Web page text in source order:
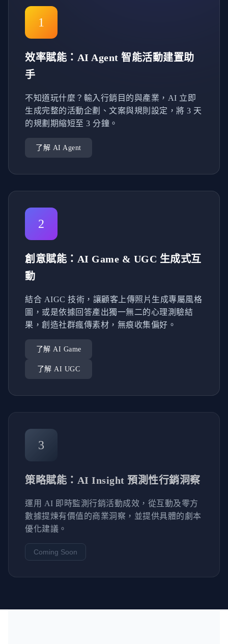
1
效率賦能：AI Agent 智能活動建置助
手
不知道玩什麼？輸入行銷目的與產業，AI 立即
生成完整的活動企劃、文案與規則設定，將 3 天
的規劃期縮短至 3 分鐘。
了解 AI Agent
2
創意賦能：AI Game & UGC 生成式互
動
結合 AIGC 技術，讓顧客上傳照片生成專屬風格
圖，或是依據回答產出獨一無二的心理測驗結
果，創造社群瘋傳素材，無痕收集偏好。
了解 AI Game
了解 AI UGC
3
策略賦能：AI Insight 預測性行銷洞察
運用 AI 即時監測行銷活動成效，從互動及零方
數據提煉有價值的商業洞察，並提供具體的劇本
優化建議。
Coming Soon